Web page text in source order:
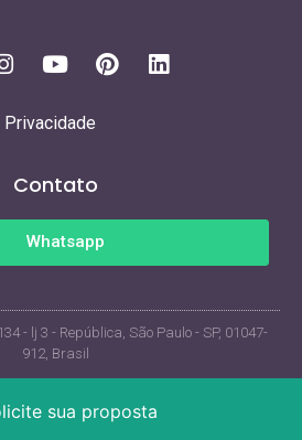
sua proposta
Contato
Whatsapp
- lj 3 - República, São Paulo - SP, 01047-
912, Brasil